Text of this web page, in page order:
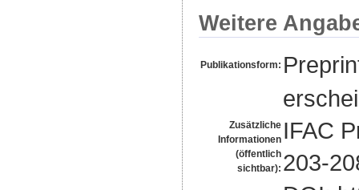
Weitere
Publikationsform:
Zusätzliche
Informationen
(öffentlich
sichtbar):
IFAC
203-